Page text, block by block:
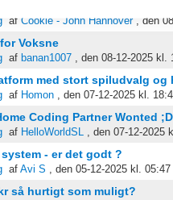
af Cookie - John Hannover, den
Voksne
af banan1007 , den 08-12-2025 kl.
med stort spiludvalg og
af Homon , den 07-12-2025 kl.
Coding Partner Wonted ;D
af HelloWorldSL , den 07-12-2025
system - er det godt ?
af Avi S , den 05-12-2025 kl. 05:47
så hurtigt som muligt?
kombinationer af